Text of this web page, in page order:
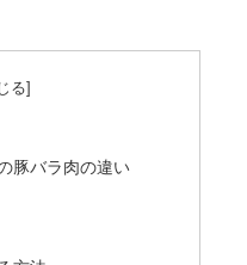
豚バラ肉の違い